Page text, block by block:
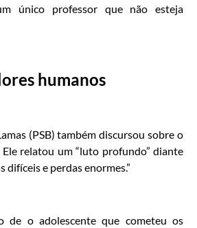
único professor que não esteja
humanos
(PSB) também discursou sobre o
Ele relatou um “luto profundo” diante
difíceis e perdas enormes.”
de o adolescente que cometeu os